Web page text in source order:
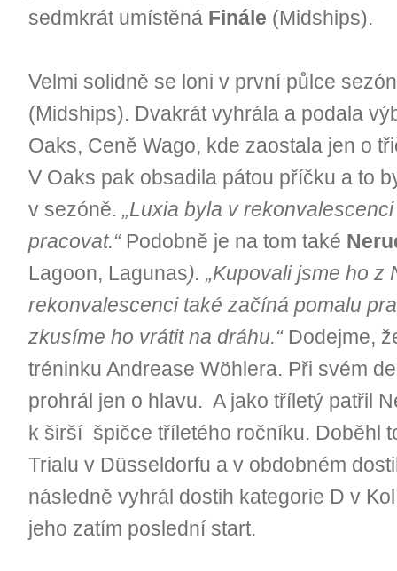
sedmkrát umístěná Finále (Midships).
Velmi solidně se loni v první půlce
(Midships). Dvakrát vyhrála a podala
Oaks, Ceně Wago, kde zaostala jen o
V Oaks pak obsadila pátou příčku a to
v sezóně. „Luxia byla v
pracovat.“Podobně je na tom také
Lagoon, Lagunas). „Kupovali jsme ho
rekonvalescenci také začíná pomalu
zkusíme ho vrátit na dráhu.“Dodejme,
tréninku Andrease Wöhlera. Při svém
prohrál jen o hlavu. A jako tříletý patřil
k širší špičce tříletého ročníku. Doběhl
Trialu v Düsseldorfu a v obdobném
následně vyhrál dostih kategorie D v
jeho zatím poslední start.